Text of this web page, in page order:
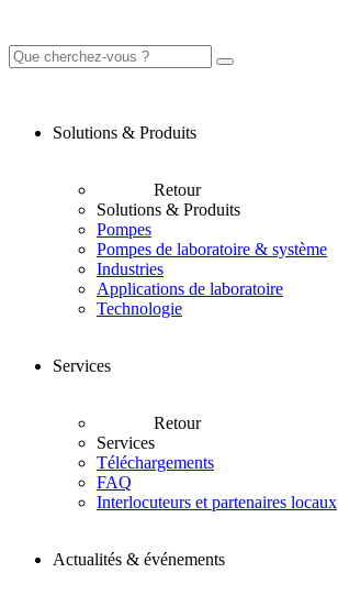
Solutions & Produits
Retour
Solutions & Produits
Pompes
Pompes de laboratoire & système
Industries
Applications de laboratoire
Technologie
Services
Retour
Services
Téléchargements
FAQ
Interlocuteurs et partenaires locaux
Actualités & événements